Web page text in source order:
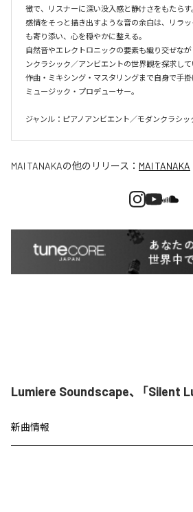
徴で、リスナーに深い没入感と静けさをもたらす
感情をそっと描き出すような音の余白は、リラ
も寄り添い、心を穏やかに整える。
自然音やエレクトロニックの要素も織り交ぜな
ンクラシック／アンビエントの世界観を探求して
作曲・ミキシング・マスタリングまで自身で手掛
ミュージック・プロデューサー。
ジャンル：ピアノアンビエント／モダンクラシッ
MAI TANAKAの他のリリース： MAI TANAKA
Lumiere Soundscape、「Silent
新曲情報